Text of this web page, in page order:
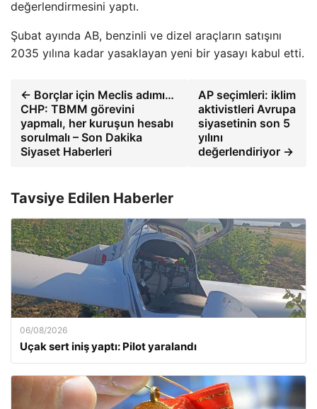
değerlendirmesini yaptı.
Şubat ayında AB, benzinli ve dizel araçların satışını
2035 yılına kadar yasaklayan yeni bir yasayı kabul etti.
← Borçlar için Meclis adımı…
CHP: TBMM görevini
yapmalı, her kuruşun hesabı
sorulmalı – Son Dakika
Siyaset Haberleri
AP seçimleri: iklim
aktivistleri Avrupa
siyasetinin son 5
yılını
değerlendiriyor →
Tavsiye Edilen Haberler
06/08/2026
Uçak sert iniş yaptı: Pilot yaralandı